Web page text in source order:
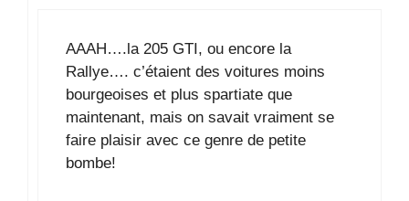
AAAH….la 205 GTI, ou encore la
Rallye…. c’étaient des voitures moins
bourgeoises et plus spartiate que
maintenant, mais on savait vraiment se
faire plaisir avec ce genre de petite
bombe!